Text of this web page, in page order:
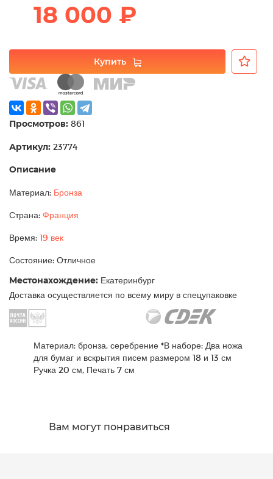
18 000 ₽
Купить
Просмотров: 861
Артикул: 23774
Описание
Материал: Бронза
Страна: Франция
Время: 19 век
Состояние: Отличное
Местонахождение: Екатеринбург
Доставка осуществляется по всему миру в спецупаковке
Материал: бронза, серебрение *В наборе: Два ножа
для бумаг и вскрытия писем размером 18 и 13 см
Ручка 20 см, Печать 7 см
Вам могут понравиться